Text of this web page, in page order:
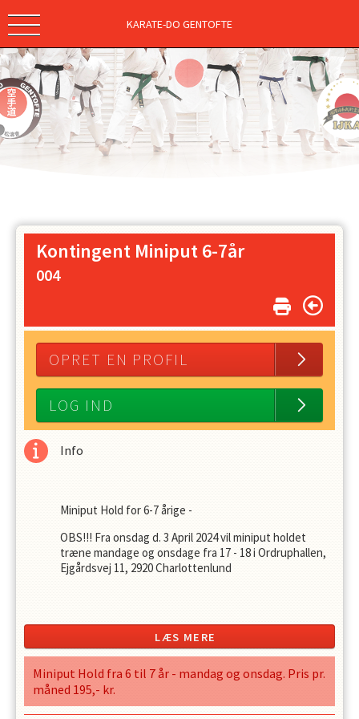
KARATE-DO GENTOFTE
Kontingent Miniput 6-7år
004
OPRET EN PROFIL
LOG IND
Info
Miniput Hold for 6-7 årige -
OBS!!! Fra onsdag d. 3 April 2024 vil miniput holdet
træne mandage og onsdage fra 17 - 18 i Ordruphallen,
Ejgårdsvej 11, 2920 Charlottenlund
Karate leges ind under sjove former med fokus på at
lære at stå, sidde, hilse som karate etiketten og
disciplinen foreskriver samt indlæring ved leg og sjov.
Overordnet formå l
At introducere børnene til karate gennem sjov leg og
LÆS MERE
Miniput Hold fra 6 til 7 år - mandag og onsdag. Pris pr.
måned 195,- kr.